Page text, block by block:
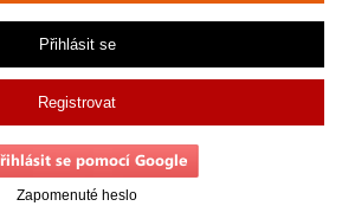
Přihlásit se
Registrovat
Zapomenuté heslo